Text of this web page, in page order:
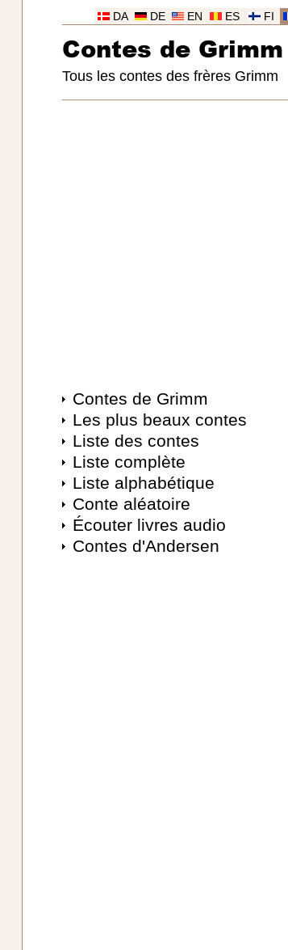
FI
ES
EN
DE
DA
Contes de Grimm
Tous les contes des frères Grimm
Contes de Grimm
Les plus beaux contes
Liste des contes
Liste complète
Liste alphabétique
Conte aléatoire
Écouter livres audio
Contes d'Andersen